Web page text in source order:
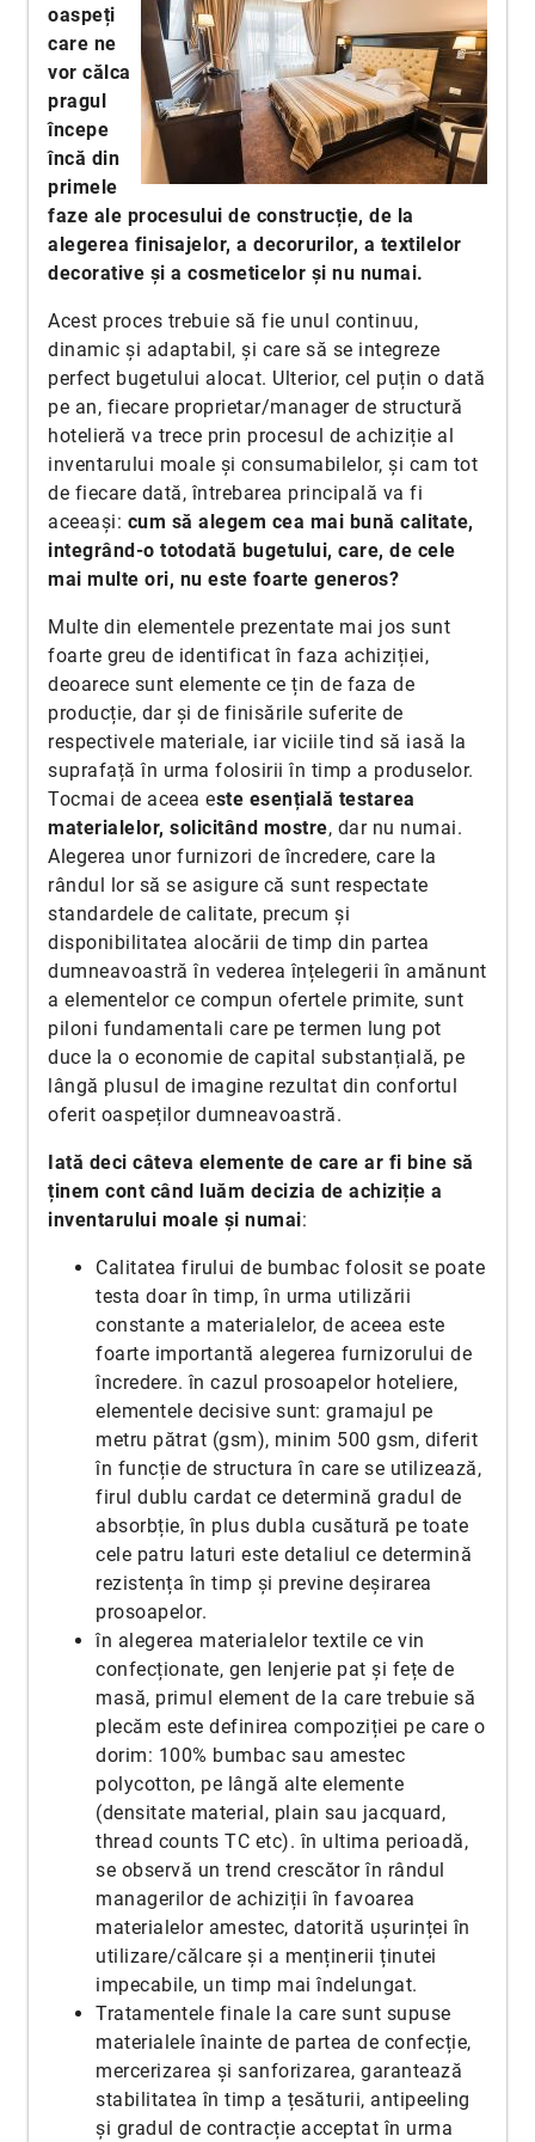
oaspeți
care ne
vor călca
pragul
începe
încă din
primele
faze ale procesului de construcție, de la
alegerea finisajelor, a decorurilor, a textilelor
decorative și a cosmeticelor și nu numai.
Acest proces trebuie să fie unul continuu,
dinamic și adaptabil, și care să se integreze
perfect bugetului alocat. Ulterior, cel puțin o dată
pe an, fiecare proprietar/manager de structură
hotelieră va trece prin procesul de achiziție al
inventarului moale și consumabilelor, și cam tot
de fiecare dată, întrebarea principală va fi
aceeași: cum să alegem cea mai bună calitate,
integrând-o totodată bugetului, care, de cele
mai multe ori, nu este foarte generos?
Multe din elementele prezentate mai jos sunt
foarte greu de identificat în faza achiziției,
deoarece sunt elemente ce țin de faza de
producție, dar și de finisările suferite de
respectivele materiale, iar viciile tind să iasă la
suprafață în urma folosirii în timp a produselor.
Tocmai de aceea este esențială testarea
materialelor, solicitând mostre, dar nu numai.
Alegerea unor furnizori de încredere, care la
rândul lor să se asigure că sunt respectate
standardele de calitate, precum și
disponibilitatea alocării de timp din partea
dumneavoastră în vederea înțelegerii în amănunt
a elementelor ce compun ofertele primite, sunt
piloni fundamentali care pe termen lung pot
duce la o economie de capital substanțială, pe
lângă plusul de imagine rezultat din confortul
oferit oaspeților dumneavoastră.
Iată deci câteva elemente de care ar fi bine să
ținem cont când luăm decizia de achiziție a
inventarului moale și numai:
Calitatea firului de bumbac folosit se poate
testa doar în timp, în urma utilizării
constante a materialelor, de aceea este
foarte importantă alegerea furnizorului de
încredere. în cazul prosoapelor hoteliere,
elementele decisive sunt: gramajul pe
metru pătrat (gsm), minim 500 gsm, diferit
în funcție de structura în care se utilizează,
firul dublu cardat ce determină gradul de
absorbție, în plus dubla cusătură pe toate
cele patru laturi este detaliul ce determină
rezistența în timp și previne deșirarea
prosoapelor.
în alegerea materialelor textile ce vin
confecționate, gen lenjerie pat și fețe de
masă, primul element de la care trebuie să
plecăm este definirea compoziției pe care o
dorim: 100% bumbac sau amestec
polycotton, pe lângă alte elemente
(densitate material, plain sau jacquard,
thread counts TC etc). în ultima perioadă,
se observă un trend crescător în rândul
managerilor de achiziții în favoarea
materialelor amestec, datorită ușurinței în
utilizare/călcare și a menținerii ținutei
impecabile, un timp mai îndelungat.
Tratamentele finale la care sunt supuse
materialele înainte de partea de confecție,
mercerizarea și sanforizarea, garantează
stabilitatea în timp a țesăturii, antipeeling
și gradul de contracție acceptat în urma